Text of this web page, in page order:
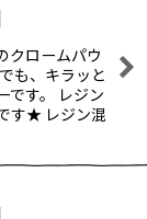
クロームパウ
も、キラッと
です。 レジン
す★ レジン混